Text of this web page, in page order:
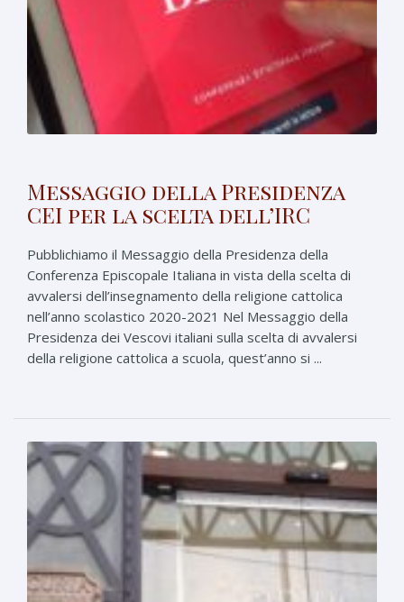
Messaggio della Presidenza
CEI per la scelta dell’IRC
Pubblichiamo il Messaggio della Presidenza della
Conferenza Episcopale Italiana in vista della scelta di
avvalersi dell’insegnamento della religione cattolica
nell’anno scolastico 2020-2021 Nel Messaggio della
Presidenza dei Vescovi italiani sulla scelta di avvalersi
della religione cattolica a scuola, quest’anno si ...